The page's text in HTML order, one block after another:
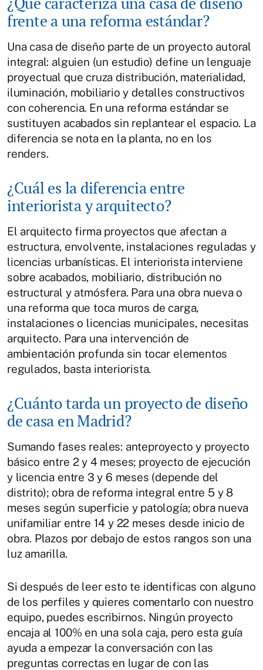
frente a una reforma estándar?
Una casa de diseño parte de un proyecto autoral
integral: alguien (un estudio) define un lenguaje
proyectual que cruza distribución, materialidad,
iluminación, mobiliario y detalles constructivos
con coherencia. En una reforma estándar se
sustituyen acabados sin replantear el espacio. La
diferencia se nota en la planta, no en los
renders.
¿Cuál es la diferencia entre
interiorista y arquitecto?
El arquitecto firma proyectos que afectan a
estructura, envolvente, instalaciones reguladas y
licencias urbanísticas. El interiorista interviene
sobre acabados, mobiliario, distribución no
estructural y atmósfera. Para una obra nueva o
una reforma que toca muros de carga,
instalaciones o licencias municipales, necesitas
arquitecto. Para una intervención de
ambientación profunda sin tocar elementos
regulados, basta interiorista.
¿Cuánto tarda un proyecto de diseño
de casa en Madrid?
Sumando fases reales: anteproyecto y proyecto
básico entre 2 y 4 meses; proyecto de ejecución
y licencia entre 3 y 6 meses (depende del
distrito); obra de reforma integral entre 5 y 8
meses según superficie y patología; obra nueva
unifamiliar entre 14 y 22 meses desde inicio de
obra. Plazos por debajo de estos rangos son una
luz amarilla.
Si después de leer esto te identificas con alguno
de los perfiles y quieres comentarlo con nuestro
equipo, puedes escribirnos. Ningún proyecto
encaja al 100% en una sola caja, pero esta guía
ayuda a empezar la conversación con las
preguntas correctas en lugar de con las